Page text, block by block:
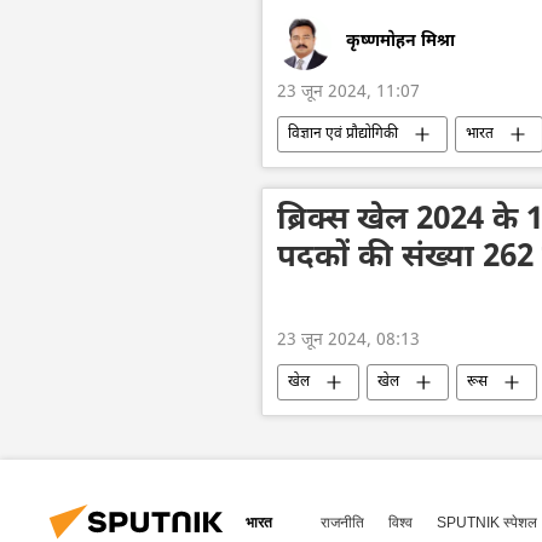
कृष्णमोहन मिश्रा
23 जून 2024, 11:07
विज्ञान एवं प्रौद्योगिकी भारत
दिल्ली
दवाइयाँ तकनीकी
ब्रिक्स खेल 2024 के
पदकों की संख्या 262
23 जून 2024, 08:13
खेल खेल रूस
बेलारूस
चीन
भारत राजनीति विश्व SPUTNIK स्पेशल